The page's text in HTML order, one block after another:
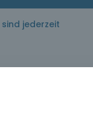
jederzeit